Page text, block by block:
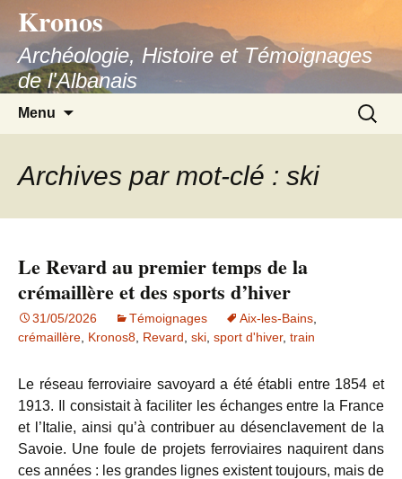
contenu
Kronos
Archéologie, Histoire et Témoignages
de l'Albanais
Menu
Archives par mot-clé : ski
Le Revard au premier temps de la
crémaillère et des sports d’hiver
31/05/2026 Témoignages Aix-les-Bains
crémaillère Kronos8 Revard ski sport d'hiver, train
Le réseau ferroviaire savoyard a été établi entre 1854 et
1913. Il consistait à faciliter les échanges entre la France
et l’Italie, ainsi qu’à contribuer au désenclavement de la
Savoie. Une foule de projets ferroviaires naquirent dans
ces années : les grandes lignes existent toujours, mais de